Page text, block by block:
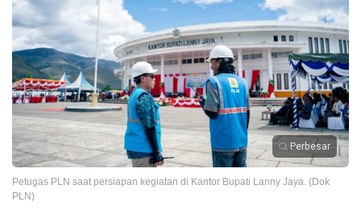
Perbesar
Petugas PLN saat persiapan kegiatan di Kantor Bupati Lanny Jaya. (Dok
PLN)